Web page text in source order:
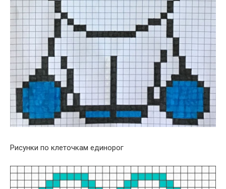
Рисунки по клеточкам единорог